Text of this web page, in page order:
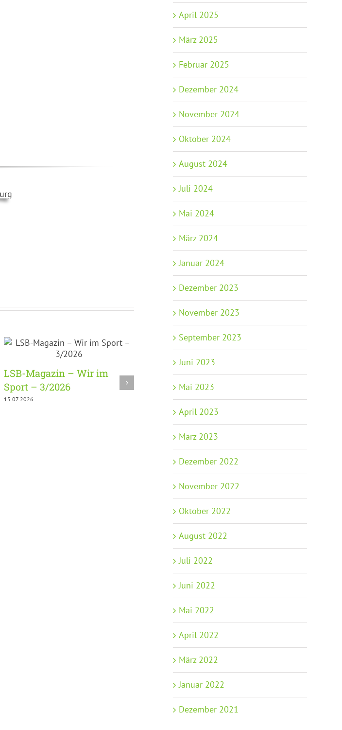
LSB-Magazin – Wir im
Sport – 3/2026
13.07.2026
Sommerferienprogramm –
Sport im Park 2026
17.06.2026
Teilhabe
02.06.2026
April 2025
März 2025
Februar 2025
Dezember 2024
November 2024
Oktober 2024
August 2024
Juli 2024
Mai 2024
März 2024
Januar 2024
Dezember 2023
November 2023
September 2023
Juni 2023
Mai 2023
April 2023
März 2023
Dezember 2022
November 2022
Oktober 2022
August 2022
Juli 2022
Juni 2022
Mai 2022
April 2022
März 2022
Januar 2022
Dezember 2021